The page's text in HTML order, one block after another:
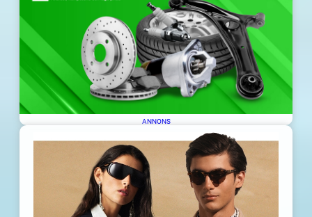
ANNONS